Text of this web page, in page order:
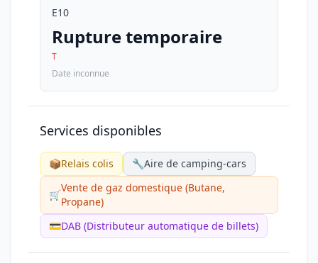
E10
Rupture temporaire
T
Date inconnue
Services disponibles
📦Relais colis 🔧Aire de camping-cars
🛒
Vente de gaz domestique (Butane,
Propane)
💳DAB (Distributeur automatique de billets)